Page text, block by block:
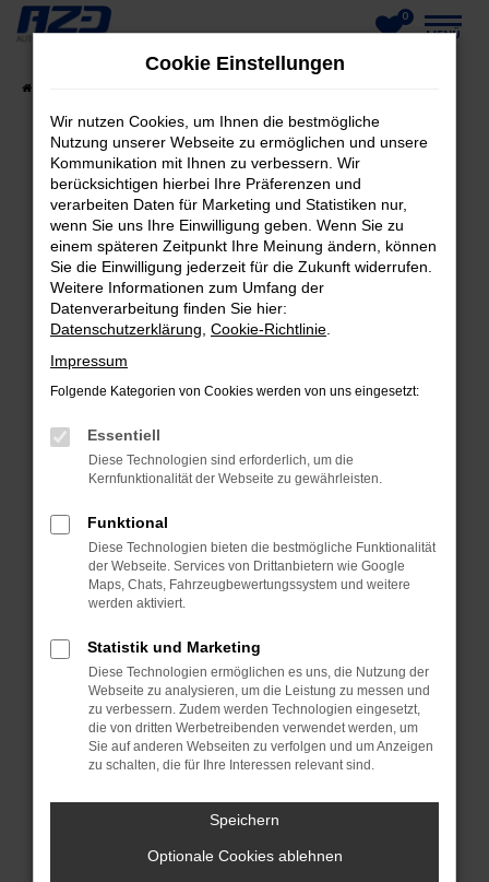
Zum
springen
0
MENÜ
FEHLER: NETWORK ERROR
Beim Laden ist ein Fehler aufgetreten.
Hier sind ein paar Tipps, die dir helfen können:
Überprüfe deine Firewall und deine
Internetverbindung.
Laden andere Webseiten, zum Beispiel deine
Suchmaschine?
Manche Erweiterungen, wie Werbeblocker,
können das Laden bestimmter Seiten
verhindern. Funktioniert die Seite in einem
anderen Browser oder in einem privaten
Fenster?
Starte dein Gerät neu.
Das kann manchmal helfen, vorübergehende
Stelle sicher, dass dein Browser und dein
Betriebssystem auf dem neuesten Stand
sind.
Veraltete Software birgt nicht nur ein
Sicherheitsrisiko, sondern kann auch dazu
führen, dass bestimmte Funktionen nicht mehr
Wende dich an den Webseitenbetreiber.
Wenn du alle oben genannten Schritte versucht
Cookie Einstellungen
Wir nutzen Cookies, um Ihnen die bestmögliche
Nutzung unserer Webseite zu ermöglichen und unsere
Kommunikation mit Ihnen zu verbessern. Wir
berücksichtigen hierbei Ihre Präferenzen und
verarbeiten Daten für Marketing und Statistiken nur,
wenn Sie uns Ihre Einwilligung geben. Wenn Sie zu
einem späteren Zeitpunkt Ihre Meinung ändern, können
Sie die Einwilligung jederzeit für die Zukunft widerrufen.
Weitere Informationen zum Umfang der
Datenverarbeitung finden Sie hier:
Datenschutzerklärung Cookie-Richtlinie
Impressum
Folgende Kategorien von Cookies werden von uns eingesetzt:
Essentiell
Diese Technologien sind erforderlich, um die
Kernfunktionalität der Webseite zu gewährleisten.
Funktional
Diese Technologien bieten die bestmögliche Funktionalität
der Webseite. Services von Drittanbietern wie Google
Maps, Chats, Fahrzeugbewertungssystem und weitere
werden aktiviert.
Statistik und Marketing
Diese Technologien ermöglichen es uns, die Nutzung der
Webseite zu analysieren, um die Leistung zu messen und
zu verbessern. Zudem werden Technologien eingesetzt,
die von dritten Werbetreibenden verwendet werden, um
Sie auf anderen Webseiten zu verfolgen und um Anzeigen
zu schalten, die für Ihre Interessen relevant sind.
Speichern
Optionale Cookies ablehnen